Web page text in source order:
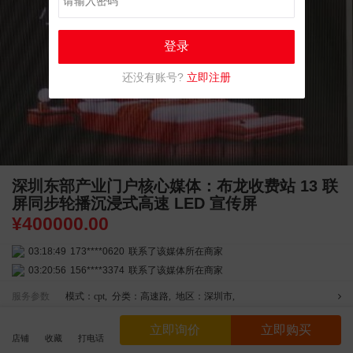
店铺 收藏 打电话
立即询价 立即购买
深圳东部产业门户核心媒体：布龙收费站 13 联
屏同步轮播沉浸式高速 LED 宣传屏
¥400000.00
03:18:49 173****0620 联系了该媒体所在商家
03:20:56 156****3374 联系了该媒体所在商家
01:59:39
189****2617 联系了该媒体所在商家
联系了该媒体所在商家
04:12:36
181****8167
服务参数 模式：cpt, 分类：高速路 地区：深圳市
资金安全
登录
还没有账号? 立即注册